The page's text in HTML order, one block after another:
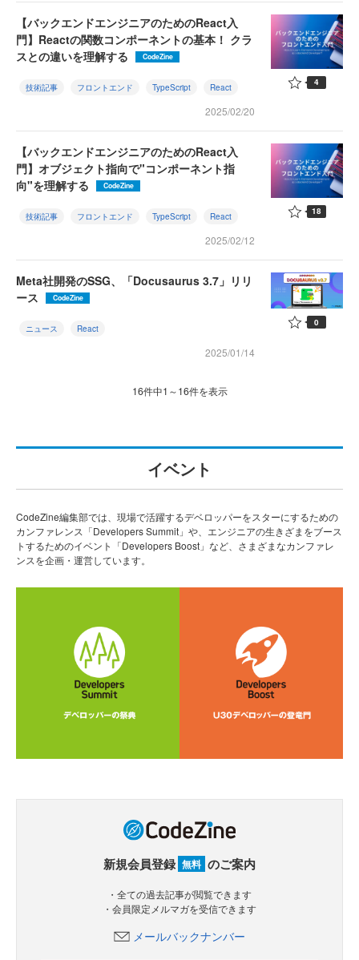
【バックエンドエンジニアのためのReact入
門】Reactの関数コンポーネントの基本！ クラ
スとの違いを理解する
CodeZine
技術記事 フロントエンド TypeScript React
2025/02/20
4
【バックエンドエンジニアのためのReact入
門】オブジェクト指向で"コンポーネント指
向"を理解する
CodeZine
技術記事 フロントエンド TypeScript React
2025/02/12
18
Meta社開発のSSG、「Docusaurus 3.7」リリ
ース
CodeZine
ニュース React
2025/01/14
0
16件中1～16件を表示
イベント
CodeZine編集部では、現場で活躍するデベロッパーをスターにするための
カンファレンス「Developers Summit」や、エンジニアの生きざまをブース
トするためのイベント「Developers Boost」など、さまざまなカンファレ
ンスを企画・運営しています。
新規会員登録 無料 のご案内
・全ての過去記事が閲覧できます
・会員限定メルマガを受信できます
メールバックナンバー